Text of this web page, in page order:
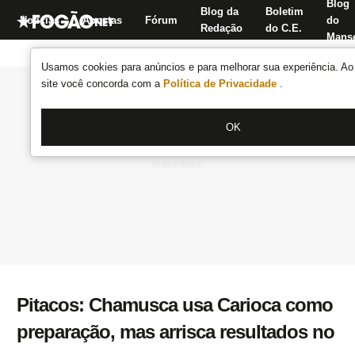
Usamos cookies para anúncios e para melhorar sua experiência.
site você concorda com a Política de Privacidade .
OK
Notícias Apostas Fórum
Blog da
Redação
Boletim
do C.E.
Blog
do
Pitacos: Chamusca usa Carioca como
preparação, mas arrisca resultados no